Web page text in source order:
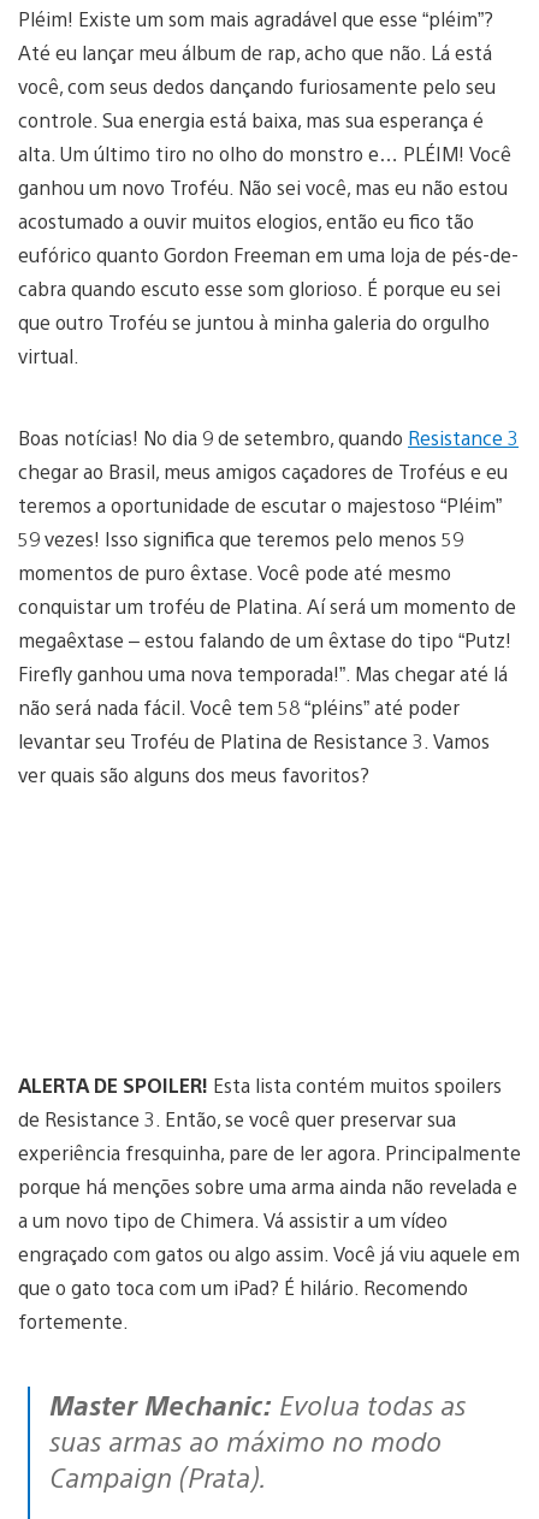
Pléim! Existe um som mais agradável que esse “pléim”?
Até eu lançar meu álbum de rap, acho que não. Lá está
você, com seus dedos dançando furiosamente pelo seu
controle. Sua energia está baixa, mas sua esperança é
alta. Um último tiro no olho do monstro e… PLÉIM! Você
ganhou um novo Troféu. Não sei você, mas eu não estou
acostumado a ouvir muitos elogios, então eu fico tão
eufórico quanto Gordon Freeman em uma loja de pés-de-
cabra quando escuto esse som glorioso. É porque eu sei
que outro Troféu se juntou à minha galeria do orgulho
virtual.
Boas notícias! No dia 9 de setembro, quando Resistance 3
chegar ao Brasil, meus amigos caçadores de Troféus e eu
teremos a oportunidade de escutar o majestoso “Pléim”
59 vezes! Isso significa que teremos pelo menos 59
momentos de puro êxtase. Você pode até mesmo
conquistar um troféu de Platina. Aí será um momento de
megaêxtase – estou falando de um êxtase do tipo “Putz!
Firefly ganhou uma nova temporada!”. Mas chegar até lá
não será nada fácil. Você tem 58 “pléins” até poder
levantar seu Troféu de Platina de Resistance 3. Vamos
ver quais são alguns dos meus favoritos?
ALERTA DE SPOILER! Esta lista contém muitos spoilers
de Resistance 3. Então, se você quer preservar sua
experiência fresquinha, pare de ler agora. Principalmente
porque há menções sobre uma arma ainda não revelada e
a um novo tipo de Chimera. Vá assistir a um vídeo
engraçado com gatos ou algo assim. Você já viu aquele em
que o gato toca com um iPad? É hilário. Recomendo
fortemente.
Master Mechanic: Evolua todas as
suas armas ao máximo no modo
Campaign (Prata).